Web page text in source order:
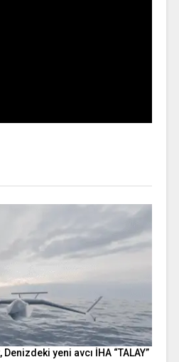
yeni avcı İHA “TALAY”